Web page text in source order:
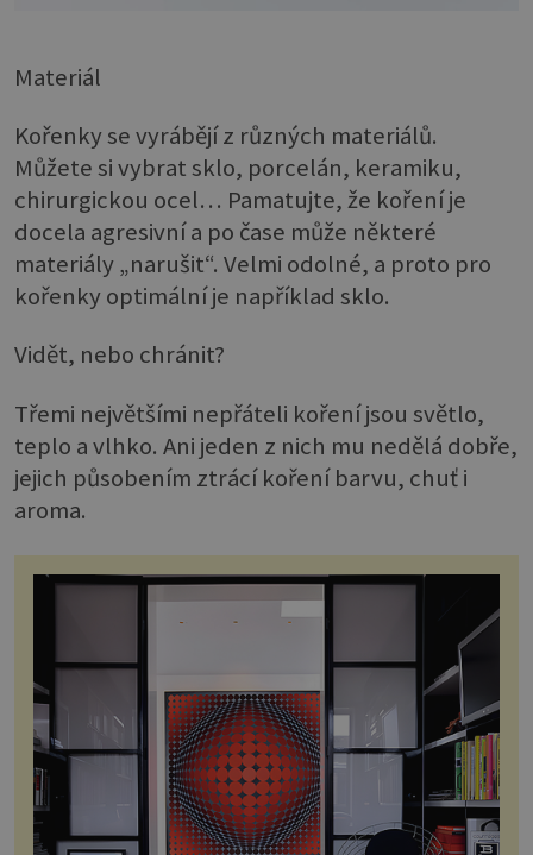
Materiál
Kořenky se vyrábějí z různých materiálů.
Můžete si vybrat sklo, porcelán, keramiku,
chirurgickou ocel… Pamatujte, že koření je
docela agresivní a po čase může některé
materiály „narušit“. Velmi odolné, a proto pro
kořenky optimální je například sklo.
Vidět, nebo chránit?
Třemi největšími nepřáteli koření jsou světlo,
teplo a vlhko. Ani jeden z nich mu nedělá dobře,
jejich působením ztrácí koření barvu, chuť i
aroma.